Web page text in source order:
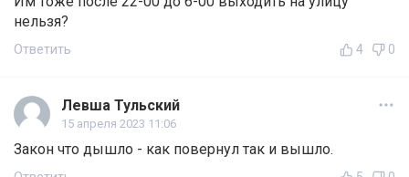
нельзя?
Ответить 4 0
Левша Тульский
15 апреля 2023 11:06
Закон что дышло - как повернул так и вышло.